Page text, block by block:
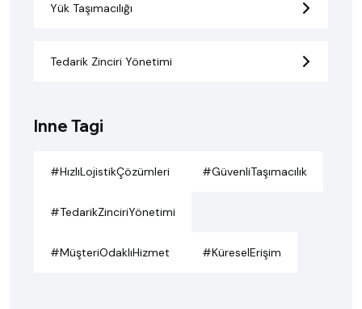
Yük Taşımacılığı
Tedarik Zinciri Yönetimi
Inne Tagi
#HızlıLojistikÇözümleri #GüvenliTaşımacılık
#TedarikZinciriYönetimi
#MüşteriOdaklıHizmet #KüreselErişim